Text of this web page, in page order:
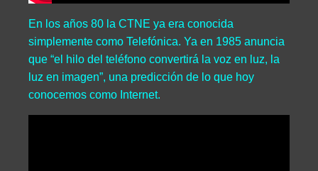
En los años 80 la CTNE ya era conocida
simplemente como Telefónica. Ya en 1985 anuncia
que “el hilo del teléfono convertirá la voz en luz, la
luz en imagen”, una predicción de lo que hoy
conocemos como Internet.